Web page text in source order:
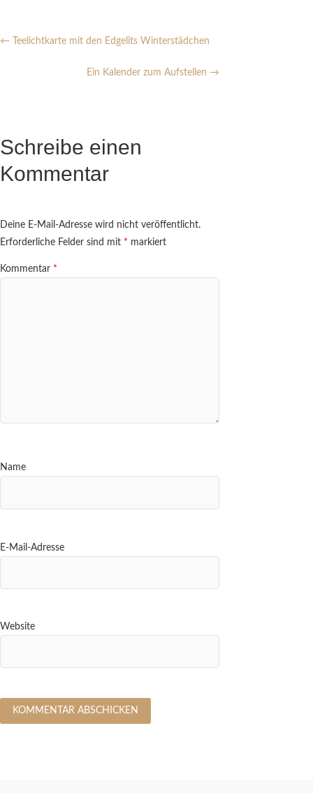
← Teelichtkarte mit den Edgelits Winterstädchen
Ein Kalender zum Aufstellen →
Schreibe einen
Kommentar
Deine E-Mail-Adresse wird nicht veröffentlicht.
Erforderliche Felder sind mit * markiert
Kommentar *
Name
E-Mail-Adresse
Website